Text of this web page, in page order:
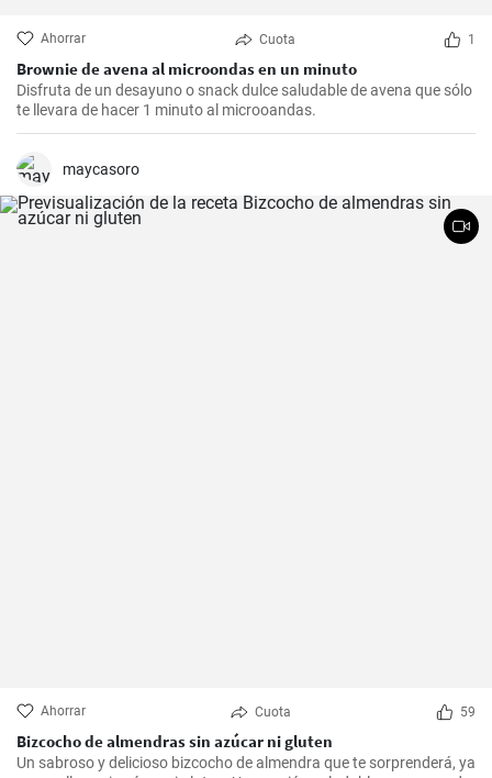
Ahorrar Cuota 1
Brownie de avena al microondas en un minuto
Disfruta de un desayuno o snack dulce saludable de avena que sólo
te llevara de hacer 1 minuto al microoandas.
maycasoro
Ahorrar Cuota 59
Bizcocho de almendras sin azúcar ni gluten
Un sabroso y delicioso bizcocho de almendra que te sorprenderá, ya